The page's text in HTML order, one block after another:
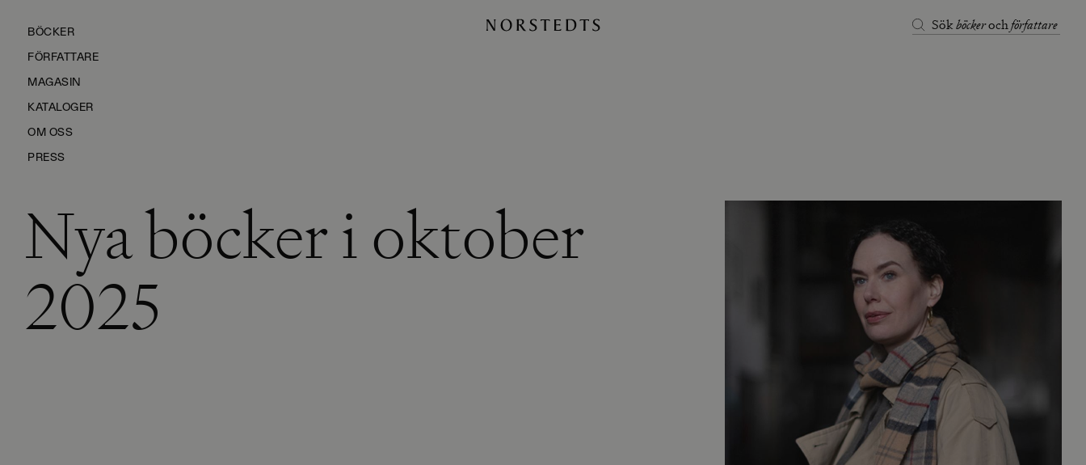
Sökböckerochförfattare
BÖCKER
FÖRFATTARE
MAGASIN
KATALOGER
OM OSS
PRESS
KONTAKTA OSS
HÅLLBARHET
Nya böcker i oktober
2025